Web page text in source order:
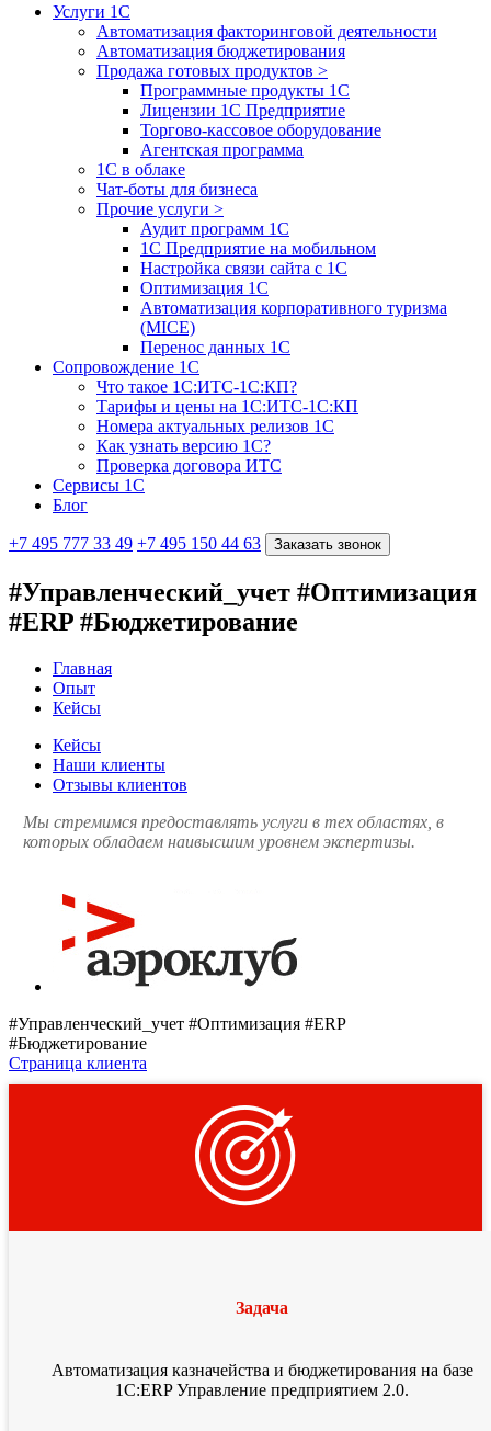
Услуги 1С
Автоматизация факторинговой деятельности
Автоматизация бюджетирования
Продажа готовых продуктов >
Программные продукты 1С
Лицензии 1С Предприятие
Торгово-кассовое оборудование
Агентская программа
1С в облаке
Чат-боты для бизнеса
Прочие услуги >
Аудит программ 1С
1С Предприятие на мобильном
Настройка связи сайта с 1С
Оптимизация 1С
Автоматизация корпоративного туризма
(MICE)
Перенос данных 1С
Сопровождение 1С
Что такое 1С:ИТС-1С:КП?
Тарифы и цены на 1С:ИТС-1С:КП
Номера актуальных релизов 1С
Как узнать версию 1С?
Проверка договора ИТС
Сервисы 1С
Блог
+7 495 777 33 49 +7 495 150 44 63 Заказать звонок
#Управленческий_учет #Оптимизация
#ERP #Бюджетирование
Главная
Опыт
Кейсы
Кейсы
Наши клиенты
Отзывы клиентов
Мы стремимся предоставлять услуги в тех областях, в
которых обладаем наивысшим уровнем экспертизы.
#Управленческий_учет #Оптимизация #ERP
#Бюджетирование
Страница клиента
Задача
Автоматизация казначейства и бюджетирования на базе
1С:ERP Управление предприятием 2.0.